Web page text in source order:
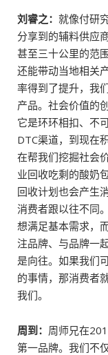
刘睿之： 就像付研
分享到的辅料供应
甚至三十公里的范
还能带动当地相关
率得到了提升，我
产品。社会价值的
它是环环相扣、不
DTC渠道，到现在
在帮我们挖掘社会
业回收吃剩的酸奶
回收计划也会产生
消费者跟以往不同
想满足基本需求，
注品牌、与品牌一
是向往。如果我们
的事情，那消费者
我们。
周到： 周师兄在
第一品牌。我们不